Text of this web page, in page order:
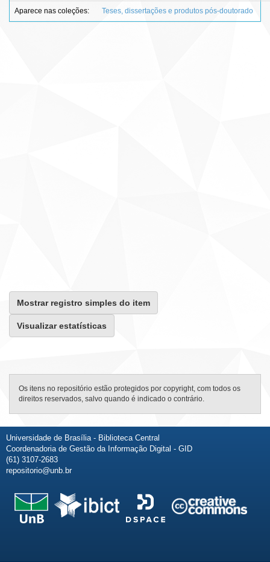
Aparece nas coleções: Teses, dissertações e produtos pós-doutorado
Mostrar registro simples do item
Visualizar estatísticas
Os itens no repositório estão protegidos por copyright, com todos os
direitos reservados, salvo quando é indicado o contrário.
Universidade de Brasília - Biblioteca Central
Coordenadoria de Gestão da Informação Digital - GID
(61) 3107-2683
repositorio@unb.br